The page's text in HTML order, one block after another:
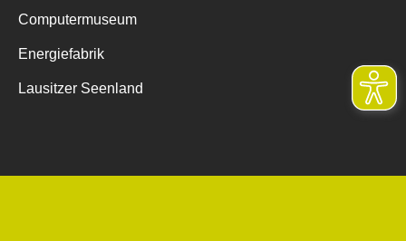
Computermuseum
Energiefabrik
Lausitzer Seenland